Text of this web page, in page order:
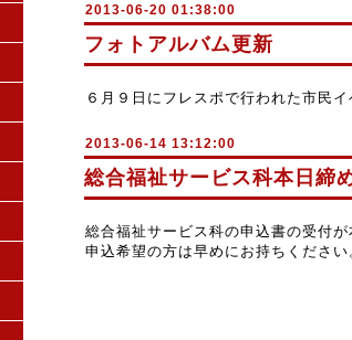
2013-06-20 01:38:00
フォトアルバム更新
６月９日にフレスポで行われた市民
2013-06-14 13:12:00
総合福祉サービス科本日締
総合福祉サービス科の申込書の受付が
申込希望の方は早めにお持ちください